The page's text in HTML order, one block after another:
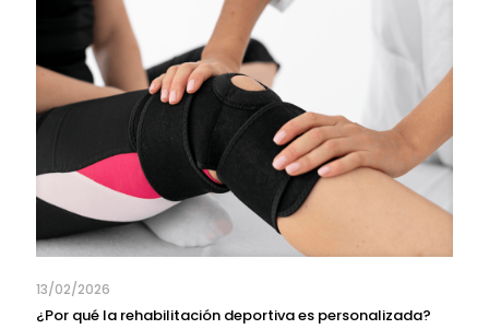
13/02/2026
¿Por qué la rehabilitación deportiva es personalizada?